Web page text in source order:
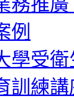
例
學受
訓練